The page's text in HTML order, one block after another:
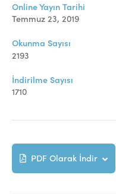
Online Makale Gönderimi
Telif Hakları
İletişim
FACEBOOK
Online Yayın Tarihi
Temmuz 23, 2019
Okunma Sayısı
2193
İndirilme Sayısı
1710
PDF Olarak İndir